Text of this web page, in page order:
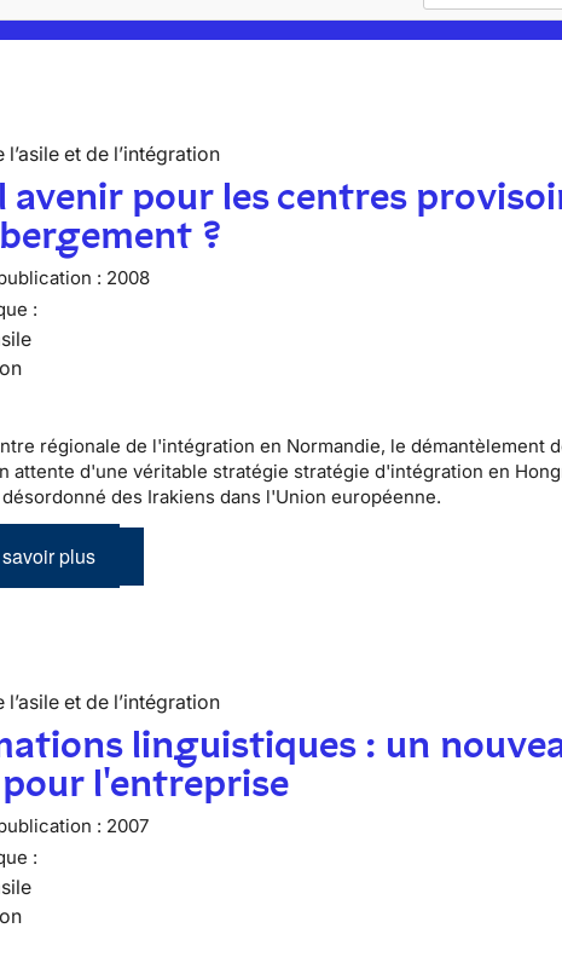
l’asile et de l’intégration
avenir pour les centres
?
: 2008
:
régionale de l'intégration en Normandie, le démantèlement
attente d'une véritable stratégie stratégie d'intégration en
des Irakiens dans l'Union européenne.
plus
l’asile et de l’intégration
linguistiques : un
l'entreprise
: 2007
: